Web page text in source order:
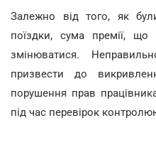
Залежно від того, як
поїздки, сума премії, що
змінюватися.
призвести до
порушення прав
під час перевірок